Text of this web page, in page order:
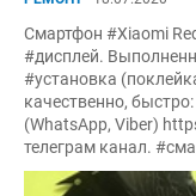
Смартфон #Xiaomi
#дисплей.
#установка
качественно,
(WhatsApp, Viber)
телеграм канал.